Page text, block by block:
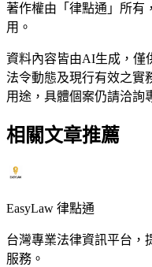
著作權由「律點通」所有
用。
資料內容皆由AI生成，僅
法令動態及現行有效之實
用途，具體個案仍請洽詢
相關文章推薦
EasyLaw 律點通
台灣專業法律資訊平台，
服務。